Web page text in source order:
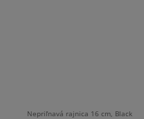
Nepriľnavá rajnica 16 cm, Black